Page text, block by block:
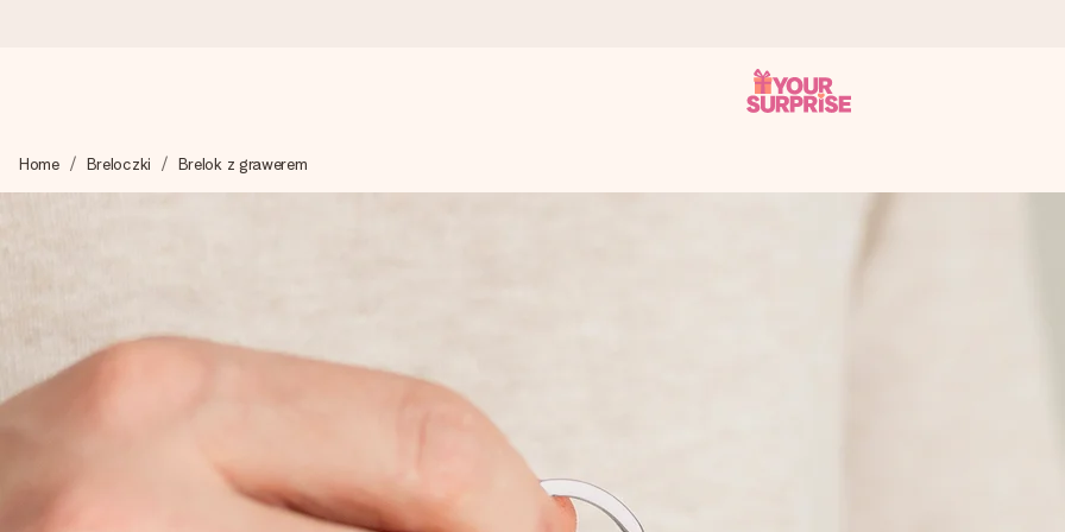
Tworzymy Twój prezent z troską i wysyłamy go w mgnieniu oka – dzięki czemu możesz go dać dokładnie we właściwym
Stwórz coś wyjątkowego w zaledwie kilku krokach – z jej imieniem, swoim zdjęciem lub wiadomością, która naprawdę poruszy
Home Breloczki Brelok z grawerem